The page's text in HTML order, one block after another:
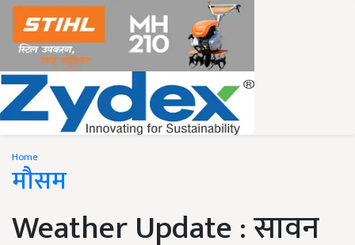
Home
मौसम
Weather Update : सावन